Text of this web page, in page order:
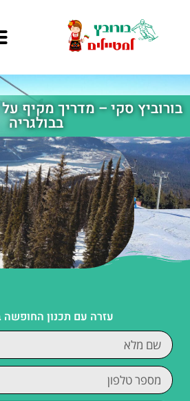
בורוביץ סקי – מדריך מקיף
בבולגריה
עזרה עם תכנון החופשה